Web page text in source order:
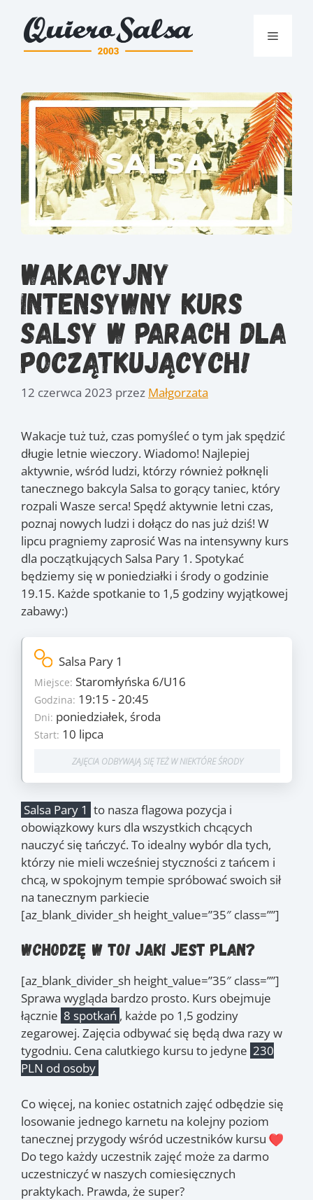
treści
Menu
Wakacyjny
intensywny kurs
salsy w parach dla
początkujących!
12 czerwca 2023 przez Małgorzata
Wakacje tuż tuż, czas pomyśleć o tym jak spędzić
długie letnie wieczory. Wiadomo! Najlepiej
aktywnie, wśród ludzi, którzy również połknęli
tanecznego bakcyla Salsa to gorący taniec, który
rozpali Wasze serca! Spędź aktywnie letni czas,
poznaj nowych ludzi i dołącz do nas już dziś! W
lipcu pragniemy zaprosić Was na intensywny kurs
dla początkujących Salsa Pary 1. Spotykać
będziemy się w poniedziałki i środy o godzinie
19.15. Każde spotkanie to 1,5 godziny wyjątkowej
zabawy:)
Salsa Pary 1
Miejsce: Staromłyńska 6/U16
Godzina: 19:15 - 20:45
Dni: poniedziałek, środa
Start: 10 lipca
ZAJĘCIA ODBYWAJĄ SIĘ TEŻ W NIEKTÓRE ŚRODY
Szczegóły
Ilość zajęć:
Cena: 230 PLN/os
Dni: poniedziałek, środa
Start: 10 lipca
7 sierpnia
26.07(śr.) , 31.07(pon.), 2.08 (śr.), 7.08
Odwołane zajęcia
24.07(pon.)
Salsa Pary 1 to nasza flagowa pozycja i
obowiązkowy kurs dla wszystkich chcących
nauczyć się tańczyć. To idealny wybór dla tych,
którzy nie mieli wcześniej styczności z tańcem i
chcą, w spokojnym tempie spróbować swoich sił
na tanecznym parkiecie
[az_blank_divider_sh height_value=”35″ class=””]
Wchodzę w to! Jaki jest plan?
[az_blank_divider_sh height_value=”35″ class=””]
Sprawa wygląda bardzo prosto. Kurs obejmuje
łącznie 8 spotkań , każde po 1,5 godziny
zegarowej. Zajęcia odbywać się będą dwa razy w
tygodniu. Cena calutkiego kursu to jedyne 230
PLN od osoby
Co więcej, na koniec ostatnich zajęć odbędzie się
losowanie jednego karnetu na kolejny poziom
tanecznej przygody wśród uczestników kursu
Do tego każdy uczestnik zajęć może za darmo
uczestniczyć w naszych comiesięcznych
praktykach. Prawda, że super?